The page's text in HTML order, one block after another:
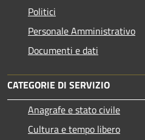
Politici
Personale Amministrativo
Documenti e dati
CATEGORIE DI SERVIZIO
Anagrafe e stato civile
Cultura e tempo libero